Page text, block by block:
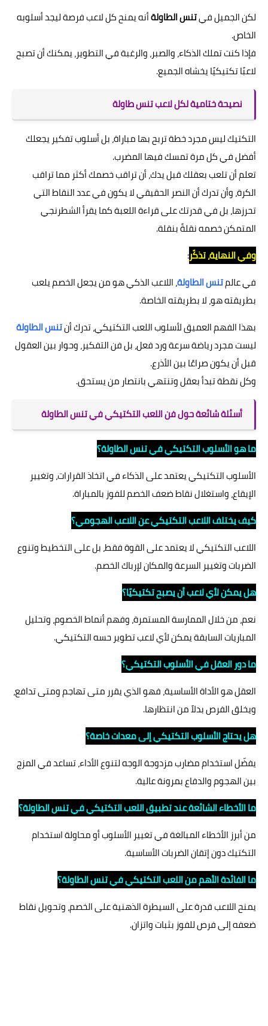
لكن الجميل فيتنس الطاولةأنه يمنح كل لاعب فرصة ليجد أسلوبه
الخاص.
فإذا كنت تملك الذكاء، والصبر، والرغبة في التطوير، يمكنك أن تصبح
لاعبًا تكتيكيًا يخشاه الجميع.
نصيحة ختامية لكل لاعب تنس طاولة
التكتيك ليس مجرد خطة تربح بها مباراة، بل أسلوب تفكير يجعلك
أفضل في كل مرة تمسك فيها المضرب.
تعلم أن تلعب بعقلك قبل يدك، أن تراقب خصمك أكثر مما تراقب
الكرة، وأن تدرك أن النصر الحقيقي لا يكون في عدد النقاط التي
تحرزها، بل في قدرتك على قراءة اللعبة كما يقرأ الشطرنجي
المتمكن خصمه نقلةً بنقلة.
وفي النهاية، تذكّر:
في عالمتنس الطاولة، اللاعب الذكي هو من يجعل الخصم يلعب
بطريقته هو، لا بطريقته الخاصة.
بهذا الفهم العميق لأسلوب اللعب التكتيكي، تدرك أنتنس الطاولة
ليست مجرد رياضة سرعة ورد فعل، بل فن التفكير، وحوار بين العقول
قبل أن يكون صراعًا بين الأذرع.
وكل نقطة تبدأ بعقل وتنتهي بانتصار من يستحق.
أسئلة شائعة حول فن اللعب التكتيكي في تنس الطاولة
ما هو الأسلوب التكتيكي في تنس الطاولة؟
الأسلوب التكتيكي يعتمد على الذكاء في اتخاذ القرارات، وتغيير
الإيقاع، واستغلال نقاط ضعف الخصم للفوز بالمباراة.
كيف يختلف اللاعب التكتيكي عن اللاعب الهجومي؟
اللاعب التكتيكي لا يعتمد على القوة فقط، بل على التخطيط وتنوع
الضربات وتغيير السرعة والمكان لإرباك الخصم.
هل يمكن لأي لاعب أن يصبح تكتيكيًا؟
نعم، من خلال الممارسة المستمرة، وفهم أنماط الخصوم، وتحليل
المباريات السابقة يمكن لأي لاعب تطوير حسه التكتيكي.
ما دور العقل في الأسلوب التكتيكي؟
العقل هو الأداة الأساسية، فهو الذي يقرر متى تهاجم ومتى تدافع،
ويخلق الفرص بدلاً من انتظارها.
هل يحتاج الأسلوب التكتيكي إلى معدات خاصة؟
يفضّل استخدام مضارب مزدوجة الوجه لتنوع الأداء، تساعد في المزج
بين الهجوم والدفاع بمرونة عالية.
ما الأخطاء الشائعة عند تطبيق اللعب التكتيكي في تنس الطاولة؟
من أبرز الأخطاء المبالغة في تغيير الأسلوب أو محاولة استخدام
التكتيك دون إتقان الضربات الأساسية.
ما الفائدة الأهم من اللعب التكتيكي في تنس الطاولة؟
يمنح اللاعب قدرة على السيطرة الذهنية على الخصم، وتحويل نقاط
ضعفه إلى فرص للفوز بثبات واتزان.